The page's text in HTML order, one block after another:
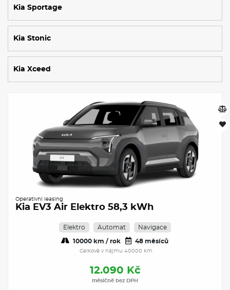
Kia Sportage
Kia Stonic
Kia Xceed
Operativní leasing
Kia EV3 Air Elektro 58,3 kWh
Elektro Automat Navigace
10000 km / rok 48 měsíců
Celkově v nájmu 40000 km
12.090 Kč
měsíčně bez DPH